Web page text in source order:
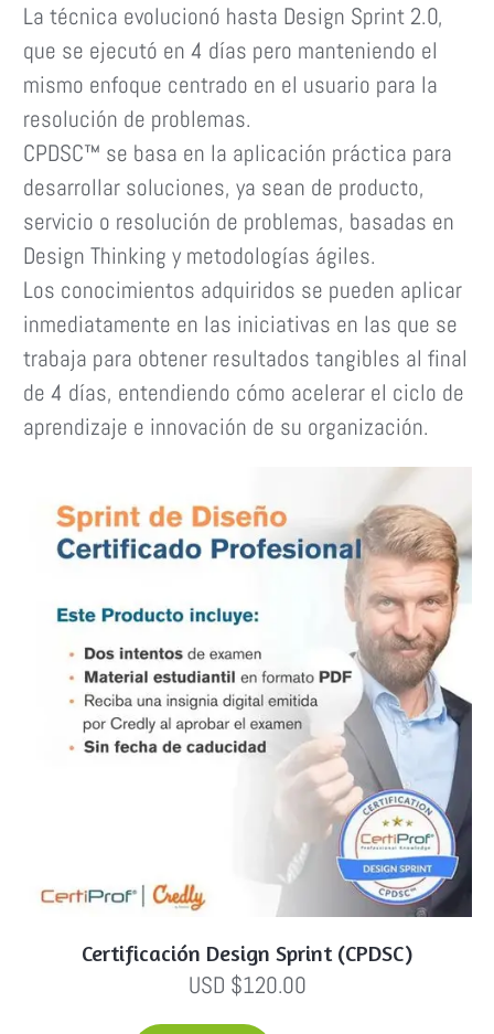
La técnica evolucionó hasta Design Sprint 2.0,
que se ejecutó en 4 días pero manteniendo el
mismo enfoque centrado en el usuario para la
resolución de problemas.
CPDSC™ se basa en la aplicación práctica para
desarrollar soluciones, ya sean de producto,
servicio o resolución de problemas, basadas en
Design Thinking y metodologías ágiles.
Los conocimientos adquiridos se pueden aplicar
inmediatamente en las iniciativas en las que se
trabaja para obtener resultados tangibles al final
de 4 días, entendiendo cómo acelerar el ciclo de
aprendizaje e innovación de su organización.
Certificación Design Sprint (CPDSC)
USD $120.00